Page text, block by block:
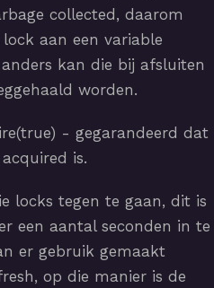
collected, daarom
aan een variable
kan die bij afsluiten
worden.
- gegarandeerd dat
is.
locks tegen te gaan, dit is
een aantal seconden in te
er gebruik gemaakt
op die manier is de